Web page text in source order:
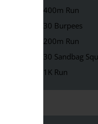
400m Run
30 Burpees
200m Run
30 Sandbag
1K Run